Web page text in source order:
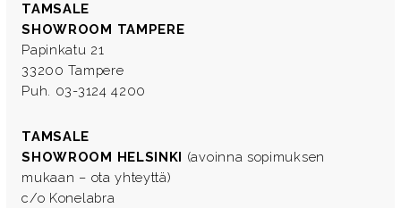
TAMSALE
SHOWROOM TAMPERE
Papinkatu 21
33200 Tampere
Puh. 03-3124 4200
TAMSALE
SHOWROOM HELSINKI (avoinna sopimuksen
mukaan – ota yhteyttä)
c/o Konelabra